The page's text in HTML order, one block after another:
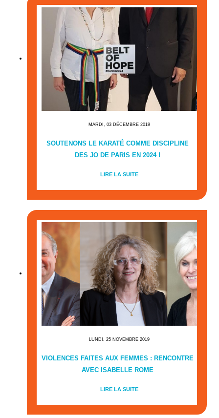
MARDI, 03 DÉCEMBRE 2019
SOUTENONS LE KARATÉ COMME DISCIPLINE
DES JO DE PARIS EN 2024 !
LIRE LA SUITE
LUNDI, 25 NOVEMBRE 2019
VIOLENCES FAITES AUX FEMMES : RENCONTRE
AVEC ISABELLE ROME
LIRE LA SUITE